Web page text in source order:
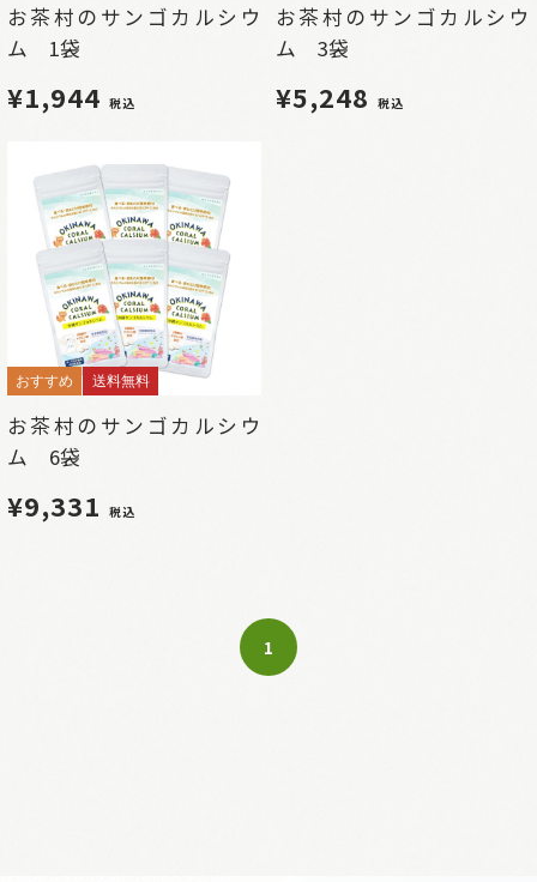
お茶村のサンゴカルシウ
ム 1袋
¥1,944 税込
お茶村のサンゴカルシウ
ム 3袋
¥5,248 税込
おすすめ 送料無料
お茶村のサンゴカルシウ
ム 6袋
¥9,331 税込
1